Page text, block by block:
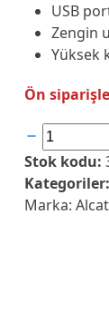
USB
Zengin
Yüksek
Ön
Alcatel
ALE
H6
SIP
Stok kodu:
Kategoriler:
Marka: